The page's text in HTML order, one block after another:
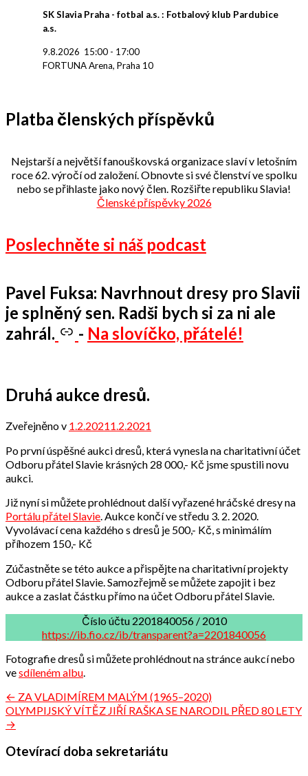
SK Slavia Praha - fotbal a.s. : Fotbalový klub Pardubice
a.s.
9.8.2026 15:00 - 17:00
FORTUNA Arena, Praha 10
Platba členských příspěvků
Nejstarší a největší fanouškovská organizace slaví v letošním
roce 62. výročí od založení. Obnovte si své členství ve spolku
nebo se přihlaste jako nový člen. Rozšiřte republiku Slavia!
Členské příspěvky 2026
Poslechněte si náš podcast
Pavel Fuksa: Navrhnout dresy pro Slavii
je splněný sen. Radši bych si za ni ale
zahrál.
- Na slovíčko, přátelé!
Druhá aukce dresů.
Zveřejněno v 1.2.20211.2.2021
přátel
Po první úspěšné aukci dresů, která vynesla na charitativní účet
Odboru přátel Slavie krásných 28 000,- Kč jsme spustili novu
aukci.
Již nyní si můžete prohlédnout další vyřazené hráčské dresy na
Portálu přátel Slavie . Aukce končí ve středu 3. 2. 2020.
Vyvolávací cena každého s dresů je 500,- Kč, s minimálím
příhozem 150,- Kč
Zúčastněte se této aukce a přispějte na charitativní projekty
Odboru přátel Slavie. Samozřejmě se můžete zapojit i bez
aukce a zaslat částku přímo na účet Odboru přátel Slavie.
Číslo účtu 2201840056 / 2010
https://ib.fio.cz/ib/transparent?a=2201840056
Fotografie dresů si můžete prohlédnout na stránce aukcí nebo
vesdíleném albu
Navigace
pro
← ZA VLADIMÍREM MALÝM (1965–2020)
OLYMPIJSKÝ VÍTĚZ JIŘÍ RAŠKA SE NARODIL PŘED 80 LETY
→
Otevírací doba sekretariátu